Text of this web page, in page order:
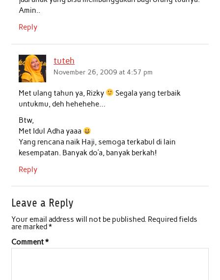
Amin..
Reply
tuteh
November 26, 2009 at 4:57 pm
Met ulang tahun ya, Rizky
Segala yang terbaik
untukmu, deh hehehehe…
Btw,
Met Idul Adha yaaa
Yang rencana naik Haji, semoga terkabul di lain
kesempatan. Banyak do’a, banyak berkah!
Reply
Leave a Reply
Your email address will not be published. Required fields
are marked *
Comment*